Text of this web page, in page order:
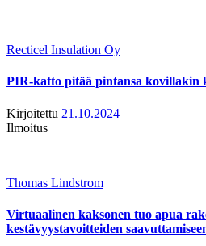
Recticel Insulation Oy
PIR-katto pitää pintansa kovillakin
Kirjoitettu 21.10.2024
Ilmoitus
Thomas Lindstrom
Virtuaalinen kaksonen tuo apua
kestävyystavoitteiden